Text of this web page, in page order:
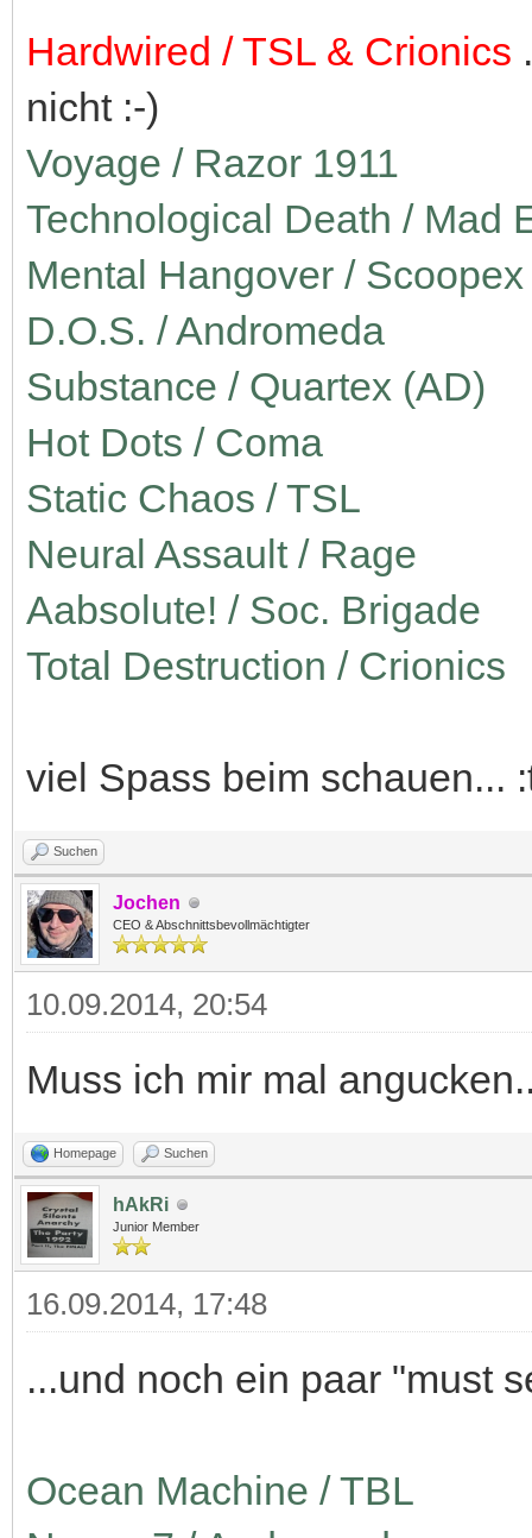
Hardwired / TSL & Crionics
nicht :-)
Voyage / Razor 1911
Technological Death / Mad
Mental Hangover / Scoopex
D.O.S. / Andromeda
Substance / Quartex (AD)
Hot Dots / Coma
Static Chaos / TSL
Neural Assault / Rage
Aabsolute! / Soc. Brigade
Total Destruction / Crionics
viel Spass beim schauen...
Suchen
Jochen
CEO & Abschnittsbevollmächtigter
10.09.2014, 20:54
Muss ich mir mal
Homepage Suchen
hAkRi
Junior Member
16.09.2014, 17:48
...und noch ein paar "must
Ocean Machine / TBL